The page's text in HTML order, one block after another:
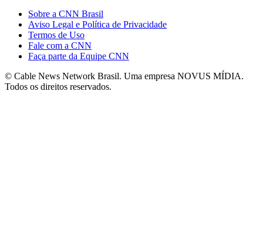
Sobre a CNN Brasil
Aviso Legal e Política de Privacidade
Termos de Uso
Fale com a CNN
Faça parte da Equipe CNN
© Cable News Network Brasil. Uma empresa NOVUS MÍDIA.
Todos os direitos reservados.